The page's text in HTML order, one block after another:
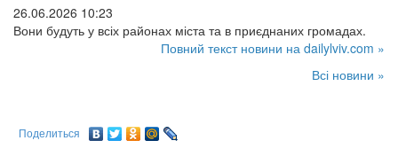
26.06.2026 10:23
Вони будуть у всіх районах міста та в приєднаних громадах.
Повний текст новини на dailylviv.com »
Всі новини »
Поделиться